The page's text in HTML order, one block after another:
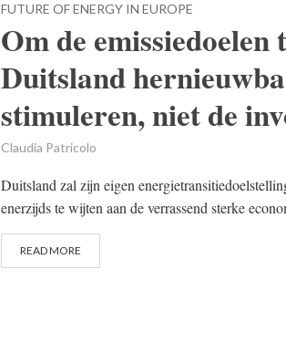
FUTURE OF ENERGY IN EUROPE
Om de emissiedoelen
Duitsland
stimuleren, niet de
Claudia Patricolo
Duitsland zal zijn eigen
enerzijds te wijten aan de verrassend sterke
READ MORE